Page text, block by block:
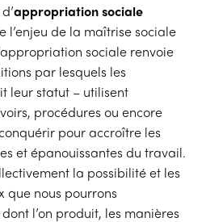
appropriation sociale
l’enjeu de la maîtrise sociale
sociale renvoie
par lesquels les
leur statut – utilisent
procédures ou encore
pour accroître les
et épanouissantes du travail.
la possibilité et les
que nous pourrons
l’on produit, les manières